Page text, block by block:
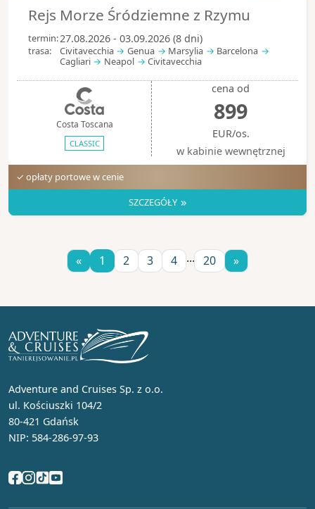
Rejs Morze Śródziemne z Rzymu
termin:27.08.2026 - 03.09.2026 (8 dni)
trasa: Civitavecchia Genua Marsylia
Barcelona
Cagliari
Neapol Civitavecchia
Costa Toscana
CLASSIC
cena od
899
EUR/os.
w kabinie wewnętrznej
✓ opłaty portowe w cenie
SZCZEGÓŁY »
« 1 2 3 4 ... 20 »
Adventure and Cruises Sp. z o.o.
ul. Kościuszki 104/2
80-421 Gdańsk
NIP: 584-286-97-93